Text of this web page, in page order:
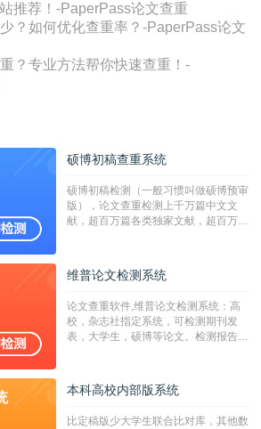
推荐！-PaperPass论文查重
？如何优化查重率？-PaperPass论文
？专业方法帮你快速查重！-
硕博初稿查重系统
硕博初稿检测（一般习惯叫做硕博预审
版），论文查重检测上千万篇中文文
献，超百万篇各类独家文献，超百万港
校用来检测硕博论文的系统，检测范围
广，数据来源真实，检测算法合理!本
字符数30万）
维普论文检测系统
论文查重软件,维普论文检测系统：高
校，杂志社指定系统，可检测期刊发
表，大学生，硕博等论文。检测报告支
本科高校内部版系统
比定稿版少大学生联合比对库，其他数